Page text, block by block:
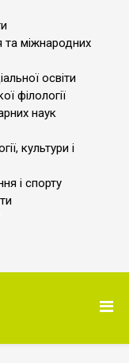
та міжнародних
освіти
філології
наук
культури і
і спорту